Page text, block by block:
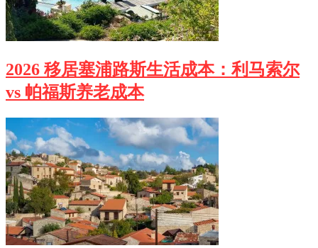
2026 移居塞浦路斯生活成本：利马索尔
vs 帕福斯养老成本